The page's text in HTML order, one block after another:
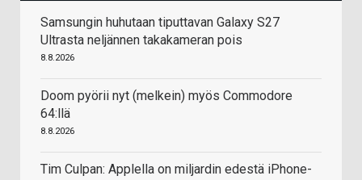
Samsungin huhutaan tiputtavan Galaxy S27
Ultrasta neljännen takakameran pois
8.8.2026
Doom pyörii nyt (melkein) myös Commodore
64:llä
8.8.2026
Tim Culpan: Applella on miljardin edestä iPhone-